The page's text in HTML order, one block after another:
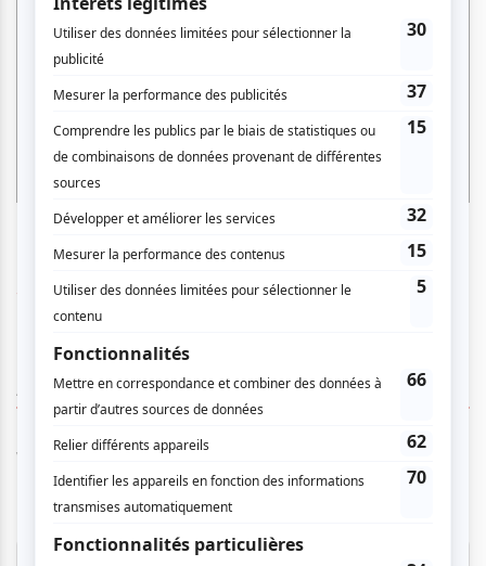
www.theatreparadoxe.com
AUCUN COMMENTAIRE
Vous devez être connecté pour
donner un avis.
Connectez-vous ici.